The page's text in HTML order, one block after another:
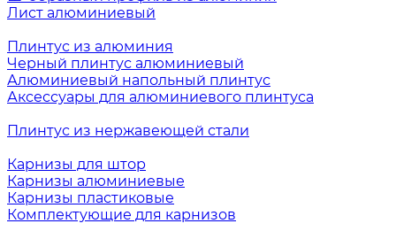
Лист алюминиевый
Плинтус из алюминия
Черный плинтус алюминиевый
Алюминиевый напольный плинтус
Аксессуары для алюминиевого плинтуса
Плинтус из нержавеющей стали
Карнизы для штор
Карнизы алюминиевые
Карнизы пластиковые
Комплектующие для карнизов